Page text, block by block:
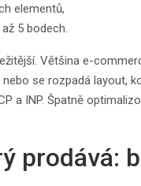
elementů,
5 bodech.
Většina e-
se rozpadá layout,
a INP. Špatně
prodává: